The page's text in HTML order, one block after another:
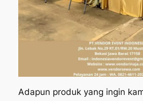
Adapun produk yang ingin